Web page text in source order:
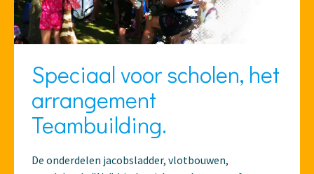
Speciaal voor scholen, het
arrangement
Teambuilding.
De onderdelen jacobsladder, vlotbouwen,